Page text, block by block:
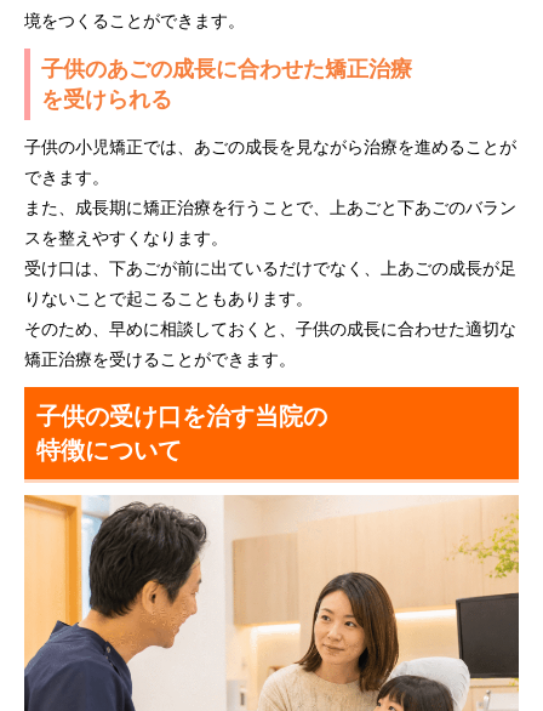
境をつくることができます。
子供のあごの成長に合わせた矯正治療
を受けられる
子供の小児矯正では、あごの成長を見ながら治療を進めることが
できます。
また、成長期に矯正治療を行うことで、上あごと下あごのバラン
スを整えやすくなります。
受け口は、下あごが前に出ているだけでなく、上あごの成長が足
りないことで起こることもあります。
そのため、早めに相談しておくと、子供の成長に合わせた適切な
矯正治療を受けることができます。
子供の受け口を治す当院の
特徴について